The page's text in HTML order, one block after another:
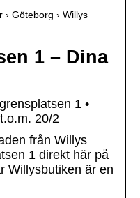
Göteborg › Willys
1 – Dina
1 •
20/2
från Willys
1 direkt här på
Willysbutiken är en